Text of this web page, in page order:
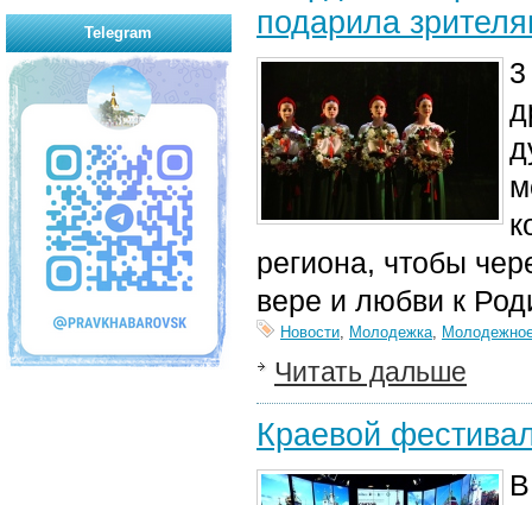
подарила
региона, чтобы
вере и любви к
Новости, Молодежка,
Читать дальше
Краевой
Telegram